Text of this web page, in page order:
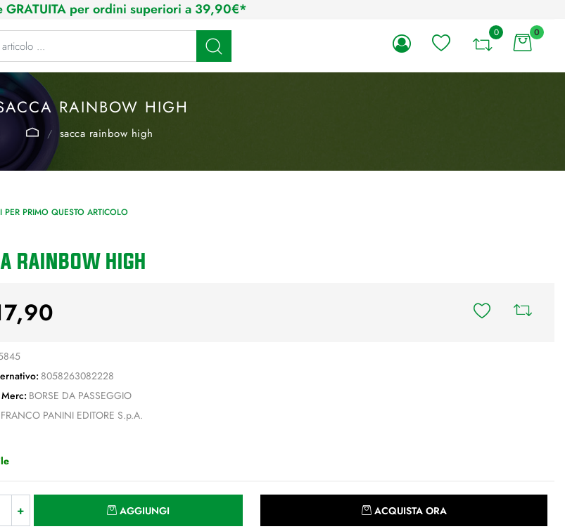
GRATUITA per ordini superiori a 39,90€*
di un filtro aggiorna automaticamente gli altri filtri disponibili. 0 0
RAINBOW HIGH
sacca rainbow high
PER PRIMO QUESTO ARTICOLO
RAINBOW HIGH
8058263082228
BORSE DA PASSEGGIO
FRANCO PANINI EDITORE S.p.A.
AGGIUNGI ACQUISTA ORA